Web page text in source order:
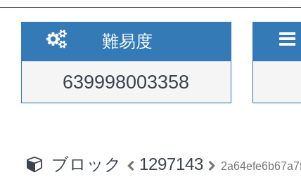
難易度
639998003358
ブロック 1297143